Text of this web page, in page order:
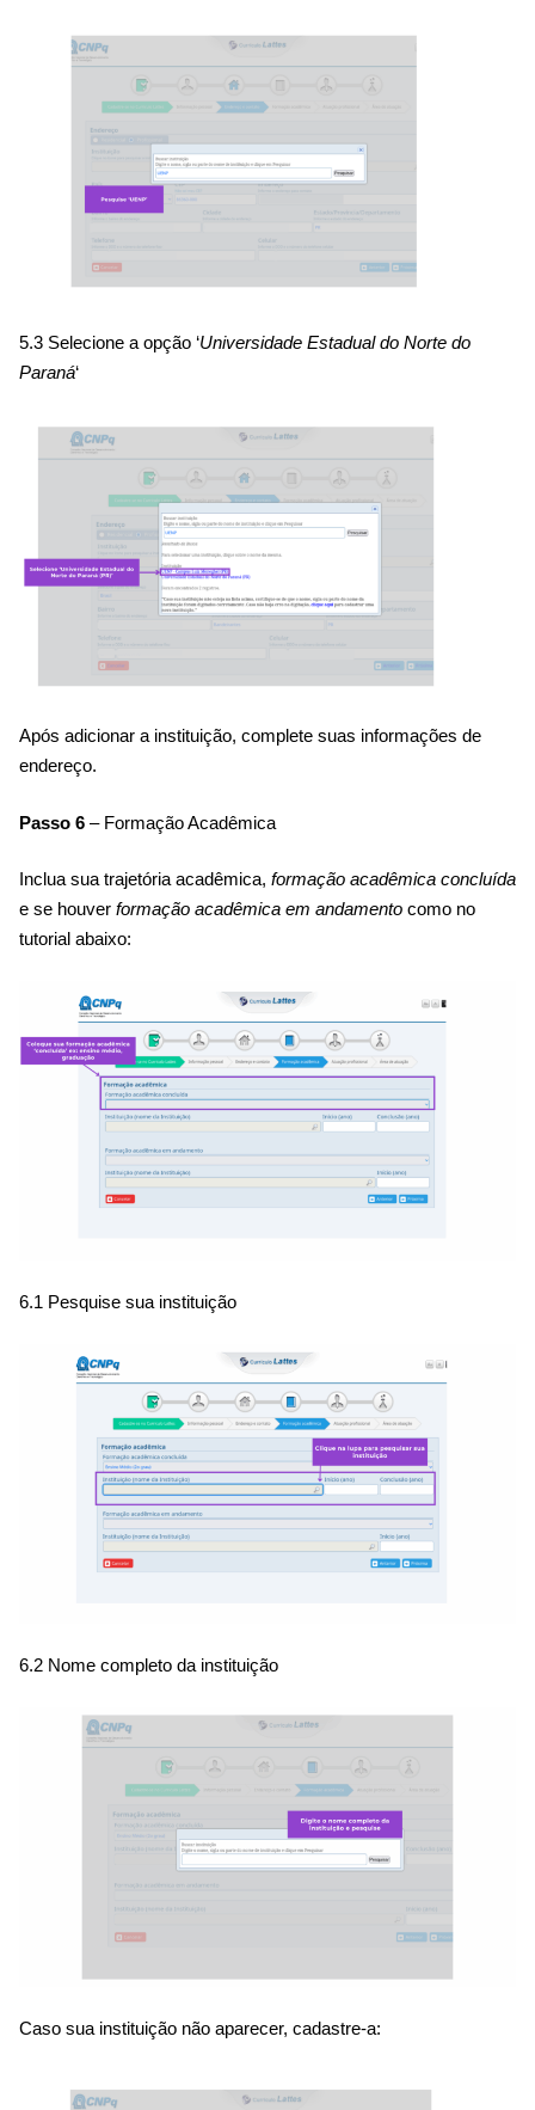
5.3 Selecione a opção ‘Universidade Estadual do Norte do
Paraná‘
Após adicionar a instituição, complete suas informações de
endereço.
Passo 6 – Formação Acadêmica
Inclua sua trajetória acadêmica, formação acadêmica concluída
e se houver formação acadêmica em andamento como no
tutorial abaixo:
6.1 Pesquise sua instituição
6.2 Nome completo da instituição
Caso sua instituição não aparecer, cadastre-a: